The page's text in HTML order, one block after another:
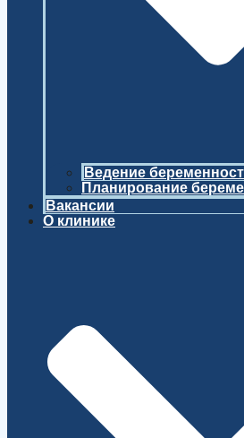
Ведение
Планирование
Вакансии
О клинике